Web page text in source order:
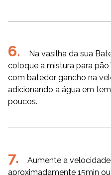
Na vasilha da sua
coloque a mistura para
com batedor gancho na
adicionando a água em
poucos.
Aumente a
aproximadamente 15min